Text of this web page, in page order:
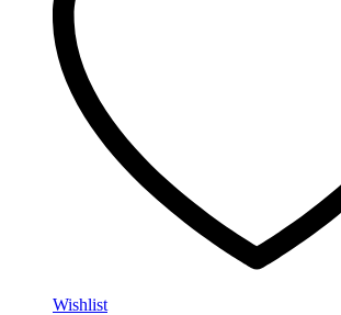
Wishlist